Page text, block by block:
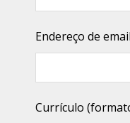
Endereço de email
Currículo